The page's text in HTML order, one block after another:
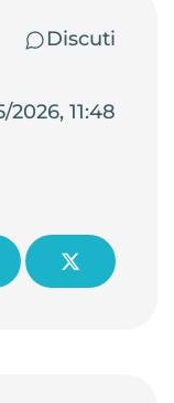
Discuti
2026, 11:48